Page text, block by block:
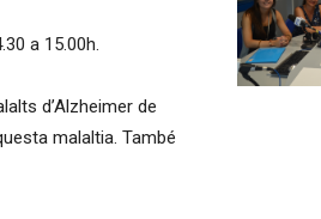
a 15.00h.
d’Alzheimer de
malaltia. També